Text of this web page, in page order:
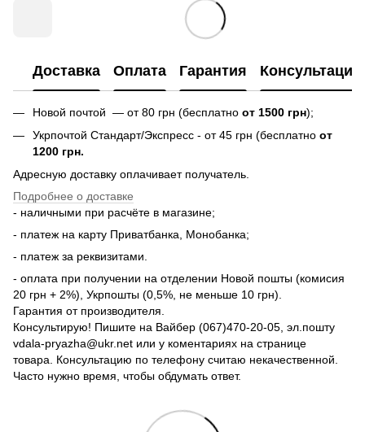
Доставка Оплата Гарантия Консультация
Новой почтой — от 80 грн (бесплатно от 1500 грн);
Укрпочтой Стандарт/Экспресс - от 45 грн (бесплатно от
1200 грн.
Адресную доставку оплачивает получатель.
Подробнее о доставке
- наличными при расчёте в магазине;
- платеж на карту Приватбанка, Монобанка;
- платеж за реквизитами.
- оплата при получении на отделении Новой пошты (комисия
20 грн + 2%), Укрпошты (0,5%, не меньше 10 грн).
Гарантия от производителя.
Консультирую! Пишите на Вайбер (067)470-20-05, эл.пошту
vdala-pryazha@ukr.net или у коментариях на странице
товара. Консультацию по телефону считаю некачественной.
Часто нужно время, чтобы обдумать ответ.